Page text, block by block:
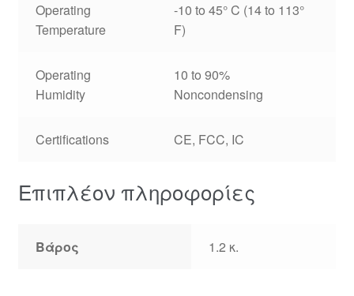
Operating
Temperature
-10 to 45° C (14 to 113°
F)
Operating
Humidity
10 to 90%
Noncondensing
Certifications CE, FCC, IC
Επιπλέον πληροφορίες
Βάρος 1.2 κ.